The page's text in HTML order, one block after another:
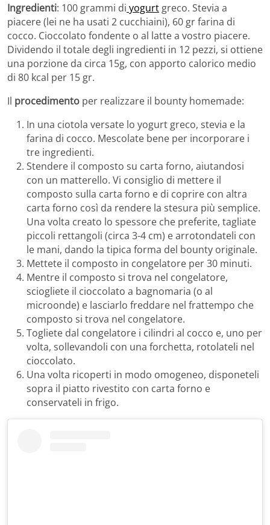
Ingredienti: 100 grammi di yogurt greco. Stevia a
piacere (lei ne ha usati 2 cucchiaini), 60 gr farina di
cocco. Cioccolato fondente o al latte a vostro piacere.
Dividendo il totale degli ingredienti in 12 pezzi, si ottiene
una porzione da circa 15g, con apporto calorico medio
di 80 kcal per 15 gr.
Il procedimento per realizzare il bounty homemade:
In una ciotola versate lo yogurt greco, stevia e la
farina di cocco. Mescolate bene per incorporare i
tre ingredienti.
Stendere il composto su carta forno, aiutandosi
con un matterello. Vi consiglio di mettere il
composto sulla carta forno e di coprire con altra
carta forno così da rendere la stesura più semplice.
Una volta creato lo spessore che preferite, tagliate
piccoli rettangoli (circa 3-4 cm) e arrotondateli con
le mani, dando la tipica forma del bounty originale.
Mettete il composto in congelatore per 30 minuti.
Mentre il composto si trova nel congelatore,
sciogliete il cioccolato a bagnomaria (o al
microonde) e lasciarlo freddare nel frattempo che
composto si trova nel congelatore.
Togliete dal congelatore i cilindri al cocco e, uno per
volta, sollevandoli con una forchetta, rotolateli nel
cioccolato.
Una volta ricoperti in modo omogeneo, disponeteli
sopra il piatto rivestito con carta forno e
conservateli in frigo.